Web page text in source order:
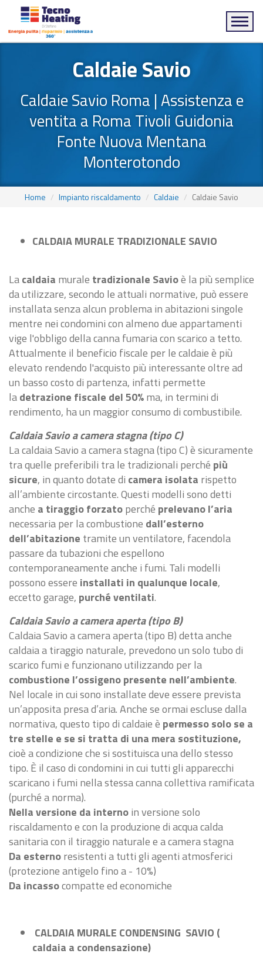
Caldaie Savio
Caldaie Savio Roma | Assistenza e
ventita a Roma Tivoli Guidonia
Fonte Nuova Mentana
Monterotondo
Home Impianto riscaldamento Caldaie Caldaie Savio
CALDAIA MURALE TRADIZIONALE SAVIO
Lacaldaia murale tradizionale Savioè la più semplice
da utilizzare, secondo le attuali normative, può essere
installata senza alcun problema in abitazioni singole
mentre nei condomini con almeno due appartamenti
vige l'obbligo della canna fumaria con scarico a tetto.
Attualmente il beneficio fiscale per le caldaie è più
elevato rendendo l'acquisto più interessante oltre ad
un basso costo di partenza, infatti permette
ladetrazione fiscale del 50%ma, in termini di
rendimento, ha un maggior consumo di combustibile.
Caldaia Savio a camera stagna (tipo C)
La caldaia Savio a camera stagna (tipo C) è sicuramente
tra quelle preferibili tra le tradizionali perché più
sicure, in quanto dotate di camera isolata rispetto
all’ambiente circostante. Questi modelli sono detti
anche a tiraggio forzatoperché prelevano l’aria
necessaria per la combustione dall’esterno
dell’abitazione tramite un ventilatore, facendola
passare da tubazioni che espellono
contemporaneamente anche i fumi. Tali modelli
possono essere installati in qualunque locale,
eccetto garage, purché ventilati.
Caldaia Savio a camera aperta (tipo B)
Caldaia Savio a camera aperta (tipo B) detta anche
caldaia a tiraggio naturale, prevedono un solo tubo di
scarico fumi e funzionano utilizzando per la
combustione l’ossigeno presente nell’ambiente.
Nel locale in cui sono installate deve essere prevista
un’apposita presa d’aria. Anche se ormai escluse dalla
normativa, questo tipo di caldaie è permesso solo se a
tre stelle e se si tratta di una mera sostituzione,
cioè a condizione che si sostituisca una dello stesso
tipo. È il caso di condomini in cui tutti gli apparecchi
scaricano i fumi nella stessa canna collettiva ramificata
(purché a norma).
Nella versione da internoin versione solo
riscaldamento e con la produzione di acqua calda
sanitaria con il tiraggio naturale e a camera stagna
Da esternoresistenti a tutti gli agenti atmosferici
(protezione antigelo fino a - 10%)
Da incassocompatte ed economiche
CALDAIA MURALE CONDENSING SAVIO (
caldaia a condensazione)